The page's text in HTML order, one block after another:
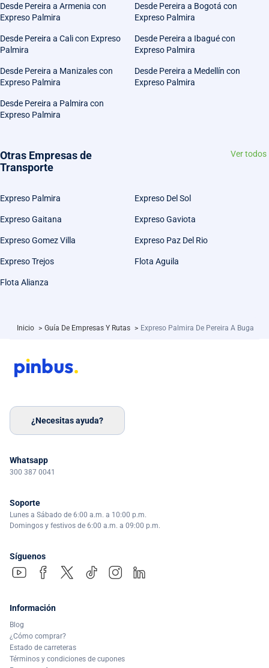
Desde Pereira a Armenia con
Expreso Palmira
Desde Pereira a Bogotá con
Expreso Palmira
Desde Pereira a Cali con Expreso
Palmira
Desde Pereira a Ibagué con
Expreso Palmira
Desde Pereira a Manizales con
Expreso Palmira
Desde Pereira a Medellín con
Expreso Palmira
Desde Pereira a Palmira con
Expreso Palmira
Otras Empresas de
Transporte
Ver todos
Expreso Palmira Expreso Del Sol
Expreso Gaitana Expreso Gaviota
Expreso Gomez Villa Expreso Paz Del Rio
Expreso Trejos Flota Aguila
Flota Alianza
Inicio > Guía De Empresas Y Rutas > Expreso Palmira De Pereira A Buga
¿Necesitas ayuda?
Whatsapp
300 387 0041
Soporte
Lunes a Sábado de 6:00 a.m. a 10:00 p.m.
Domingos y festivos de 6:00 a.m. a 09:00 p.m.
Síguenos
Información
Blog
¿Cómo comprar?
Estado de carreteras
Términos y condiciones de cupones